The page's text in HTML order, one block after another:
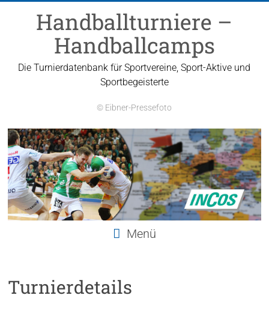
Handballturniere –
Handballcamps
Die Turnierdatenbank für Sportvereine, Sport-Aktive und
Sportbegeisterte
© Eibner-Pressefoto
Menü
Turnierdetails